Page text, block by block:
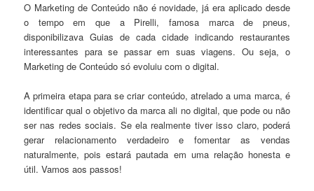
O Marketing de Conteúdo não é novidade, já era aplicado desde
o tempo em que a Pirelli, famosa marca de pneus,
disponibilizava Guias de cada cidade indicando restaurantes
interessantes para se passar em suas viagens. Ou seja, o
Marketing de Conteúdo só evoluiu com o digital.
A primeira etapa para se criar conteúdo, atrelado a uma marca, é
identificar qual o objetivo da marca ali no digital, que pode ou não
ser nas redes sociais. Se ela realmente tiver isso claro, poderá
gerar relacionamento verdadeiro e fomentar as vendas
naturalmente, pois estará pautada em uma relação honesta e
útil. Vamos aos passos!